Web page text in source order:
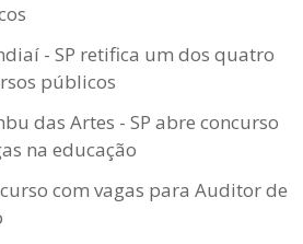
- SP retifica um dos quatro
públicos
das Artes - SP abre concurso
na educação
com vagas para Auditor de